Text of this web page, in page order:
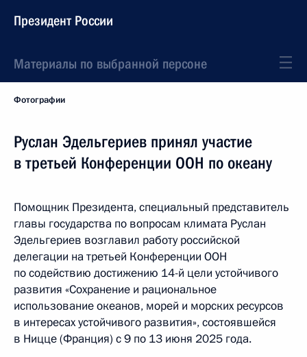
Президент России
Материалы по выбранной персоне
Фотографии
Руслан Эдельгериев принял участие
в третьей Конференции ООН по океану
Помощник Президента, специальный представитель
главы государства по вопросам климата Руслан
Эдельгериев возглавил работу российской
делегации на третьей Конференции ООН
по содействию достижению 14-й цели устойчивого
развития «Сохранение и рациональное
использование океанов, морей и морских ресурсов
в интересах устойчивого развития», состоявшейся
в Ницце (Франция) с 9 по 13 июня 2025 года.